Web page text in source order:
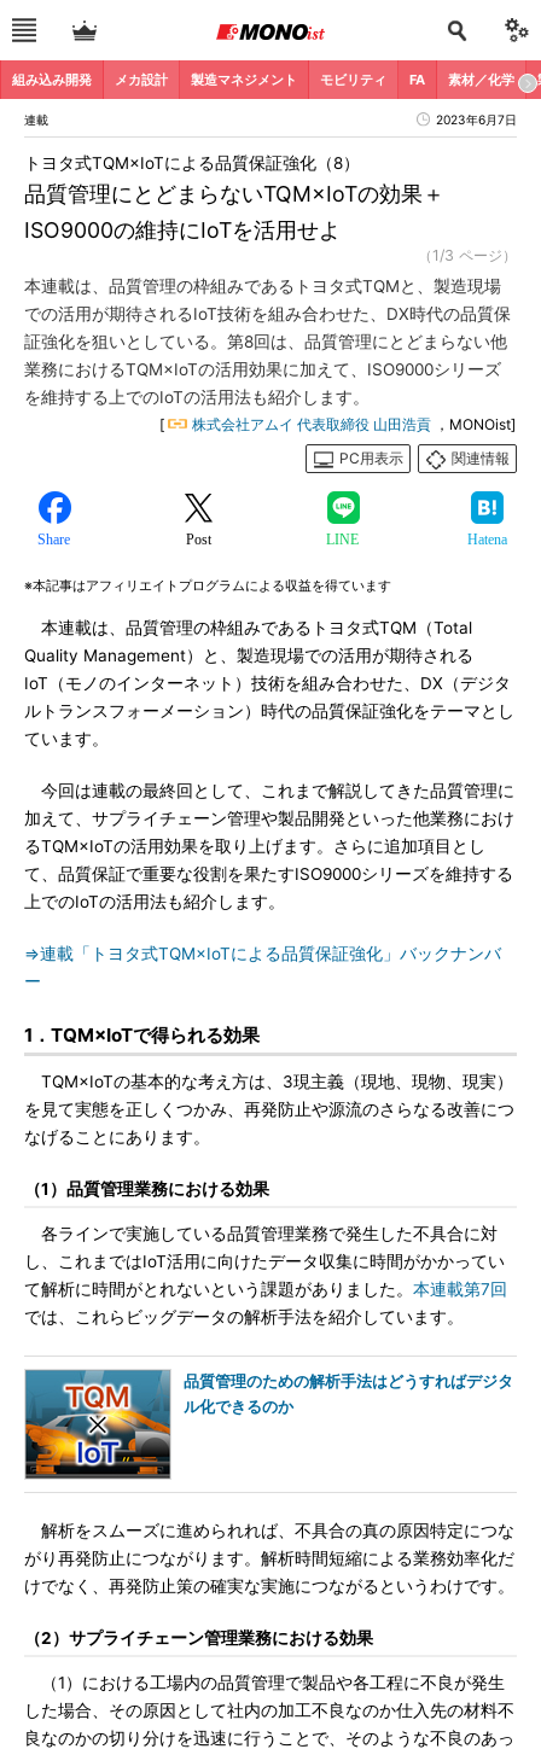
組み込み開発 メカ設計 製造マネジメント モビリティ FA 素材／化学
連載 2023年6月7日
品質管理にとどまらないTQM×IoTの効果＋
ISO9000の維持にIoTを活用せよ
トヨタ式TQM×IoTによる品質保証強化（8）
（1/3 ページ）
本連載は、品質管理の枠組みであるトヨタ式TQMと、製造現場
での活用が期待されるIoT技術を組み合わせた、DX時代の品質保
証強化を狙いとしている。第8回は、品質管理にとどまらない他
業務におけるTQM×IoTの活用効果に加えて、ISO9000シリーズ
を維持する上でのIoTの活用法も紹介します。
[ 株式会社アムイ 代表取締役 山田浩貢 ，MONOist]
PC用表示
関連情報
Share Post LINE Hatena
※本記事はアフィリエイトプログラムによる収益を得ています
本連載は、品質管理の枠組みであるトヨタ式TQM（Total
Quality Management）と、製造現場での活用が期待される
IoT（モノのインターネット）技術を組み合わせた、DX（デジタ
ルトランスフォーメーション）時代の品質保証強化をテーマとし
ています。
今回は連載の最終回として、これまで解説してきた品質管理に
加えて、サプライチェーン管理や製品開発といった他業務におけ
るTQM×IoTの活用効果を取り上げます。さらに追加項目とし
て、品質保証で重要な役割を果たすISO9000シリーズを維持する
上でのIoTの活用法も紹介します。
⇒連載「トヨタ式TQM×IoTによる品質保証強化」バックナンバ
ー
1．TQM×IoTで得られる効果
TQM×IoTの基本的な考え方は、3現主義（現地、現物、現実）
を見て実態を正しくつかみ、再発防止や源流のさらなる改善につ
なげることにあります。
（1）品質管理業務における効果
各ラインで実施している品質管理業務で発生した不具合に対
し、これまではIoT活用に向けたデータ収集に時間がかかってい
て解析に時間がとれないという課題がありました。 本連載第7回
では、これらビッグデータの解析手法を紹介しています。
品質管理のための解析手法はどうすればデジタ
ル化できるのか
解析をスムーズに進められれば、不具合の真の原因特定につな
がり再発防止につながります。解析時間短縮による業務効率化だ
けでなく、再発防止策の確実な実施につながるというわけです。
（2）サプライチェーン管理業務における効果
（1）における工場内の品質管理で製品や各工程に不良が発生
した場合、その原因として社内の加工不良なのか仕入先の材料不
良なのかの切り分けを迅速に行うことで、そのような不良のあっ